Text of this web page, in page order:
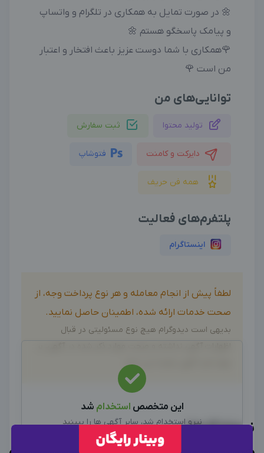
🌼 در صورت تمایل به همکاری در تلگرام و واتساپ
و پیامک پاسخگو هستم 🌼
🌹همکاری با شما دوست عزیز باعث افتخار و اعتبار
من است 🌹
توانایی‌های من
تولید محتوا ثبت سفارش
دایرکت و کامنت فتوشاپ
همه فن حریف
پلتفرم‌های فعالیت
اینستاگرام
لطفاً پیش از انجام معامله و هر نوع پرداخت وجه، از
صحت خدمات ارائه شده، اطمینان حاصل نمایید.
بدیهی است دیدوگرام هیچ نوع مسئولیتی در قبال
عهده فرد آگهی دهنده می باشد.
این متخصص استخدام شد
نیرو استخدام شد، سایر آگهی ها را ببینید
سایر متخصصین
نمونه کارها